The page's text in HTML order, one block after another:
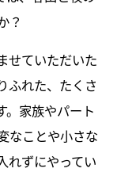
？
せていただいた
ふれた、たくさ
。家族やパート
なことや小さな
れずにやってい